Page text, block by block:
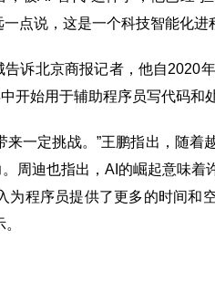
点说，这是一个科技智能化进
诉北京商报记者，他自2020
开始用于辅助程序员写代码和
一定挑战。”王鹏指出，随
周迪也指出，AI的崛起意味
为程序员提供了更多的时间和